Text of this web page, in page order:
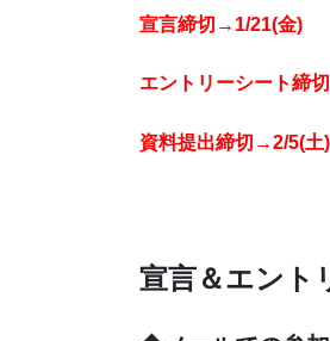
宣言締切→1/21(金)
エントリーシート締
資料提出締切→2/5(土)
宣言＆エント